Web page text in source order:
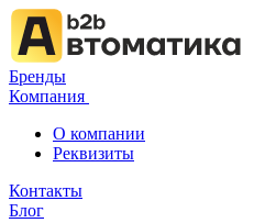
Бренды
Компания
О компании
Реквизиты
Контакты
Блог